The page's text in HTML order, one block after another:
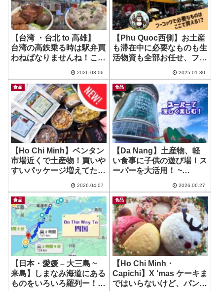
【台湾 ・台北 to 高雄】
台湾の高鉄乗る時は駅弁買
わねばなりませんね！これ
販售台
2026.03.06
【Phu Quoc西側】お土産
も滞在中に必要なものも生
活物資も全部お任せ、フー
ー！ ~ King kong
2025.01.30
食品
【Ho Chi Minh】ベンタン
市場近くで土産物！買いや
すいパッケージ増えてた！
2026.04.07
食品
【Da Nang】土産物、軽
い食事に子供の遊び場！ス
ーパーを大活用！ ~
2026.06.27
食品
【日本・愛媛 – 大三島 ~
来島】しまなみ海道にある
ものをいろいろ羅列ー！ ~
食品
【Ho Chi Minh・
Capichi】X ‘mas ケーキま
ではいらないけど、パンと